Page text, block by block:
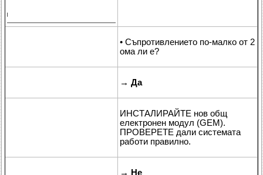
• Съпротивлението по-малко от 2
ома ли е?
→ Да
ИНСТАЛИРАЙТЕ нов общ
електронен модул (GEM).
ПРОВЕРЕТЕ дали системата
работи правилно.
→ Не